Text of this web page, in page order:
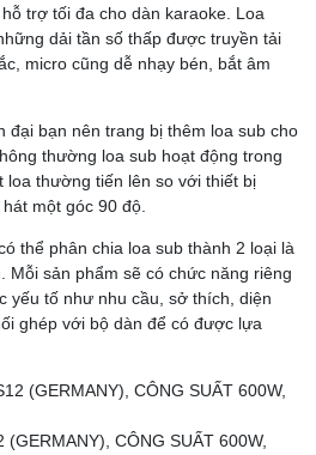
trợ tối đa cho dàn karaoke. Loa
dải tần số thấp được truyền tải
micro cũng dễ nhạy bén, bắt âm
đại bạn nên trang bị thêm loa sub cho
thường loa sub hoạt động trong
loa thường tiến lên so với thiết bị
một góc 90 độ.
thể phân chia loa sub thành 2 loại là
Mỗi sản phẩm sẽ có chức năng riêng
yếu tố như nhu cầu, sở thích, diện
ghép với bộ dàn để có được lựa
CÔNG SUẤT 600W,